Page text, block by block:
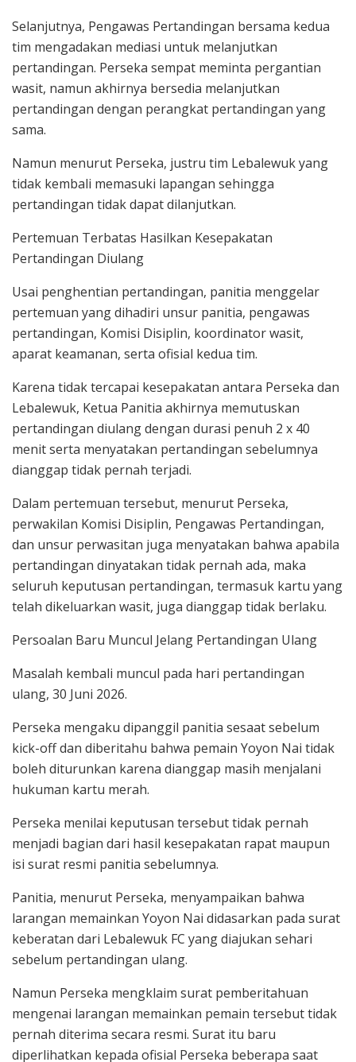
Selanjutnya, Pengawas Pertandingan bersama kedua
tim mengadakan mediasi untuk melanjutkan
pertandingan. Perseka sempat meminta pergantian
wasit, namun akhirnya bersedia melanjutkan
pertandingan dengan perangkat pertandingan yang
sama.
Namun menurut Perseka, justru tim Lebalewuk yang
tidak kembali memasuki lapangan sehingga
pertandingan tidak dapat dilanjutkan.
Pertemuan Terbatas Hasilkan Kesepakatan
Pertandingan Diulang
Usai penghentian pertandingan, panitia menggelar
pertemuan yang dihadiri unsur panitia, pengawas
pertandingan, Komisi Disiplin, koordinator wasit,
aparat keamanan, serta ofisial kedua tim.
Karena tidak tercapai kesepakatan antara Perseka dan
Lebalewuk, Ketua Panitia akhirnya memutuskan
pertandingan diulang dengan durasi penuh 2 x 40
menit serta menyatakan pertandingan sebelumnya
dianggap tidak pernah terjadi.
Dalam pertemuan tersebut, menurut Perseka,
perwakilan Komisi Disiplin, Pengawas Pertandingan,
dan unsur perwasitan juga menyatakan bahwa apabila
pertandingan dinyatakan tidak pernah ada, maka
seluruh keputusan pertandingan, termasuk kartu yang
telah dikeluarkan wasit, juga dianggap tidak berlaku.
Persoalan Baru Muncul Jelang Pertandingan Ulang
Masalah kembali muncul pada hari pertandingan
ulang, 30 Juni 2026.
Perseka mengaku dipanggil panitia sesaat sebelum
kick-off dan diberitahu bahwa pemain Yoyon Nai tidak
boleh diturunkan karena dianggap masih menjalani
hukuman kartu merah.
Perseka menilai keputusan tersebut tidak pernah
menjadi bagian dari hasil kesepakatan rapat maupun
isi surat resmi panitia sebelumnya.
Panitia, menurut Perseka, menyampaikan bahwa
larangan memainkan Yoyon Nai didasarkan pada surat
keberatan dari Lebalewuk FC yang diajukan sehari
sebelum pertandingan ulang.
Namun Perseka mengklaim surat pemberitahuan
mengenai larangan memainkan pemain tersebut tidak
pernah diterima secara resmi. Surat itu baru
diperlihatkan kepada ofisial Perseka beberapa saat